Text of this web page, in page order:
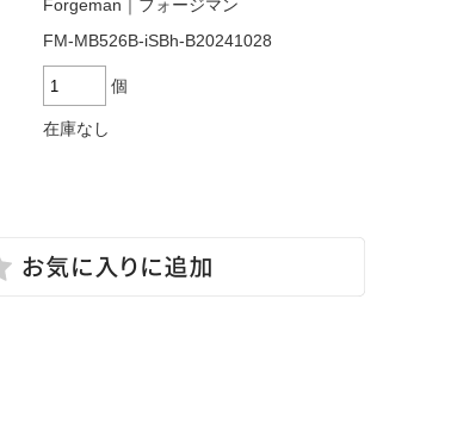
Forgeman｜フォージマン
FM-MB526B-iSBh-B20241028
個
在庫なし